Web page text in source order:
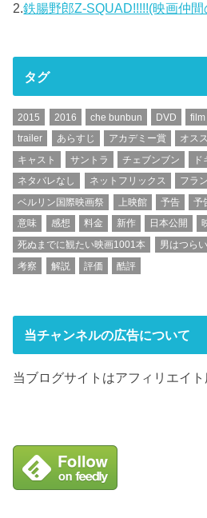
2.鉄腸野郎Z-SQUAD!!!!!(映画仲
タグ
2015 2016 che bunbun DVD film
trailer
あらすじ アカデミー賞 オス
キャスト
サントラ チェブンブン
ネタバレなし
ネットフリックス フラ
ベルリン国際映画祭
上映館 予告 予
意味
感想 料金 新作 日本公開
死ぬまでに観たい映画1001本
男はつら
考察
解説 評価 酷評
当チャンネルの広告について
当ブログサイトはアフィリエイ